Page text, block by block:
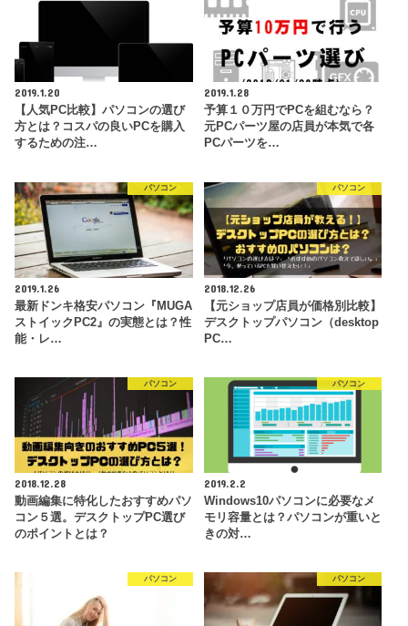
2019.1.20
【人気PC比較】パソコンの選び
方とは？コスパの良いPCを購入
するための注…
2019.1.28
予算１０万円でPCを組むなら？
元PCパーツ屋の店員が本気で各
PCパーツを…
パソコン
2019.1.26
最新ドンキ格安パソコン『MUGA
ストイックPC2』の実態とは？性
能・レ…
パソコン
2018.12.26
【元ショップ店員が価格別比較】
デスクトップパソコン（desktop
PC…
パソコン
2018.12.28
動画編集に特化したおすすめパソ
コン５選。デスクトップPC選び
のポイントとは？
パソコン
2019.2.2
Windows10パソコンに必要なメ
モリ容量とは？パソコンが重いと
きの対…
パソコン パソコン